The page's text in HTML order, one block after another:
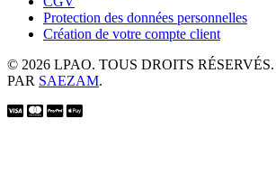
Protection des données personnelles
Création de votre compte client
© 2026 LPAO. TOUS DROITS
PAR SAEZAM.